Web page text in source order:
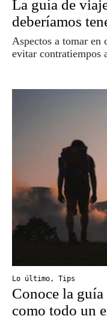
La guía de
deberíamos
Aspectos a tomar en
evitar contratiempos
Lo último, Tips
Conoce la
como todo un